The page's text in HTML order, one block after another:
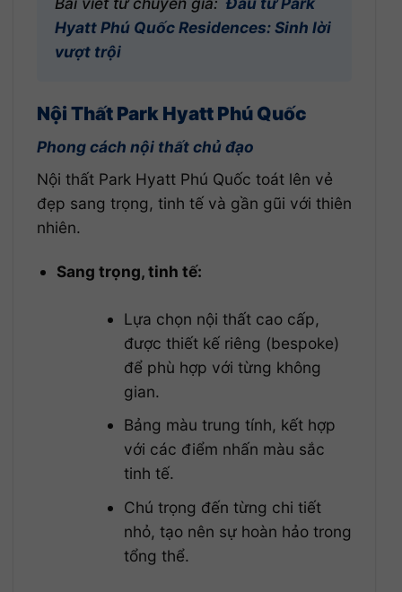
Hyatt Phú Quốc Residences: Sinh lời
vượt trội
Nội Thất Park Hyatt Phú Quốc
Phong cách nội thất chủ đạo
Nội thất Park Hyatt Phú Quốc toát lên vẻ
đẹp sang trọng, tinh tế và gần gũi với thiên
nhiên.
Sang trọng, tinh tế:
Lựa chọn nội thất cao cấp,
được thiết kế riêng (bespoke)
để phù hợp với từng không
gian.
Bảng màu trung tính, kết hợp
với các điểm nhấn màu sắc
tinh tế.
Chú trọng đến từng chi tiết
nhỏ, tạo nên sự hoàn hảo trong
tổng thể.